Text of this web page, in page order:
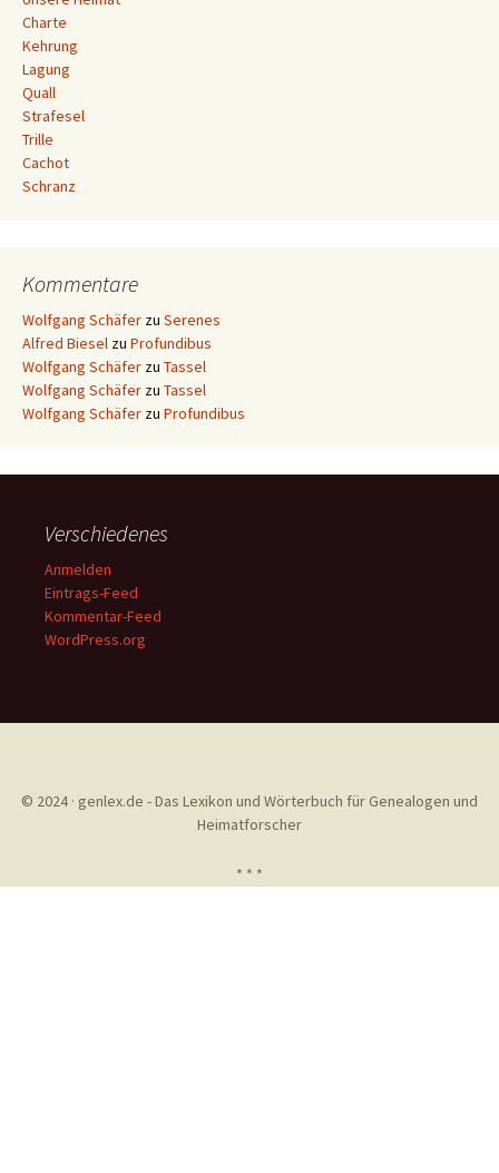
Charte
Kehrung
Lagung
Quall
Strafesel
Trille
Cachot
Schranz
Kommentare
Wolfgang Schäfer zu Serenes
Alfred Biesel zu Profundibus
Wolfgang Schäfer zu Tassel
Wolfgang Schäfer zu Tassel
Wolfgang Schäfer zu Profundibus
Verschiedenes
Anmelden
Eintrags-Feed
Kommentar-Feed
WordPress.org
© 2024 · genlex.de - Das Lexikon und Wörterbuch für Genealogen und
Heimatforscher
* * *